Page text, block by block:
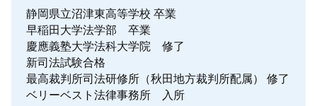
離婚 家 名義変更
離婚 財産分与
静岡県立沼津東高等学校 卒業
早稲田大学法学部 卒業
慶應義塾大学法科大学院 修了
新司法試験合格
最高裁判所司法研修所（秋田地方裁判所配属） 修了
ベリーベスト法律事務所 入所